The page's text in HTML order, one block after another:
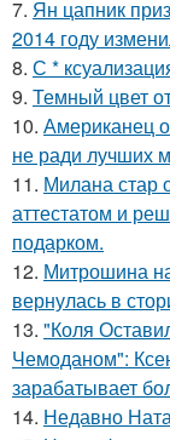
7. Ян цапник
2014 году
8. С *
9. Темный цвет
10. Американец
не ради лучших
11. Милана стар
аттестатом и
подарком.
12. Митрошина
вернулась в
13. "Коля
Чемоданом":
зарабатывает
14. Недавно